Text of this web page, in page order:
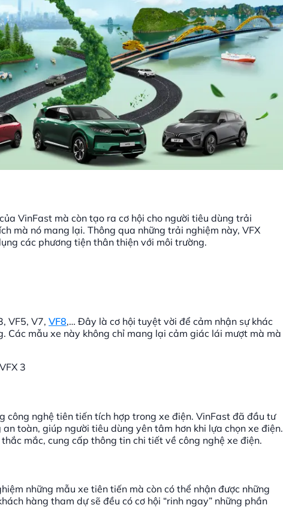
VinFast mà còn tạo ra cơ hội cho người tiêu dùng trải
mà nó mang lại. Thông qua những trải nghiệm này, VFX
các phương tiện thân thiện với môi trường.
VF5, V7, VF8,… Đây là cơ hội tuyệt vời để cảm nhận sự khác
mẫu xe này không chỉ mang lại cảm giác lái mượt mà mà
công nghệ tiên tiến tích hợp trong xe điện. VinFast đã đầu tư
toàn, giúp người tiêu dùng yên tâm hơn khi lựa chọn xe điện.
mắc, cung cấp thông tin chi tiết về công nghệ xe điện.
những mẫu xe tiên tiến mà còn có thể nhận được những
hàng tham dự sẽ đều có cơ hội “rinh ngay” những phần